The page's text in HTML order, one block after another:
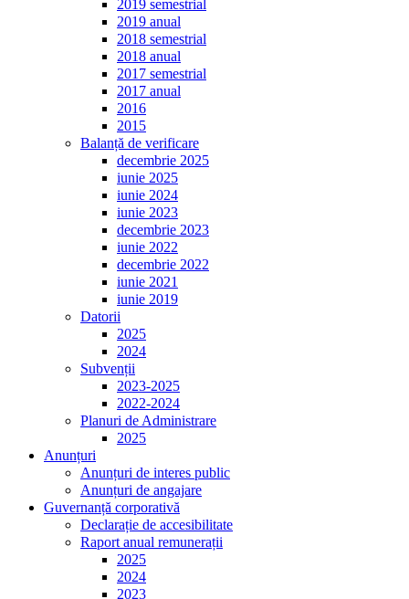
2019 semestrial
2019 anual
2018 semestrial
2018 anual
2017 semestrial
2017 anual
2016
2015
Balanță de verificare
decembrie 2025
iunie 2025
iunie 2024
iunie 2023
decembrie 2023
iunie 2022
decembrie 2022
iunie 2021
iunie 2019
Datorii
2025
2024
Subvenții
2023-2025
2022-2024
Planuri de Administrare
2025
Anunțuri
Anunțuri de interes public
Anunțuri de angajare
Guvernanță corporativă
Declarație de accesibilitate
Raport anual remunerații
2025
2024
2023